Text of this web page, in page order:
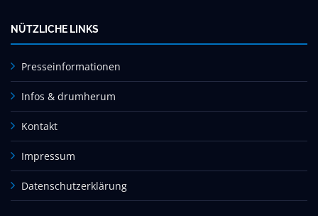
NÜTZLICHE LINKS
Presseinformationen
Infos & drumherum
Kontakt
Impressum
Datenschutzerklärung